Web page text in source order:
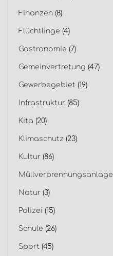
Finanzen (8)
Flüchtlinge (4)
Gastronomie (7)
Gemeinvertretung (47)
Gewerbegebiet (19)
Infrastruktur (85)
Kita (20)
Klimaschutz (23)
Kultur (86)
Müllverbrennungsanlage
Natur (3)
Polizei (15)
Schule (26)
Sport (45)